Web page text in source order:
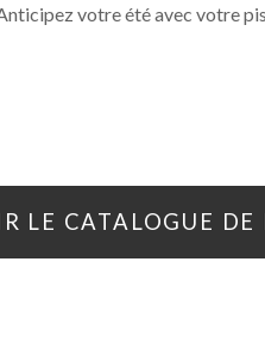
votre été avec votre
LE CATALOGUE DE